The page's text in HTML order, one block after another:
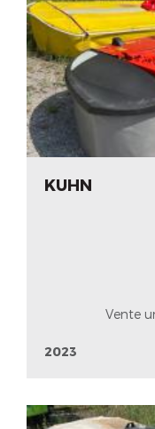
KUHN
Vente
2023